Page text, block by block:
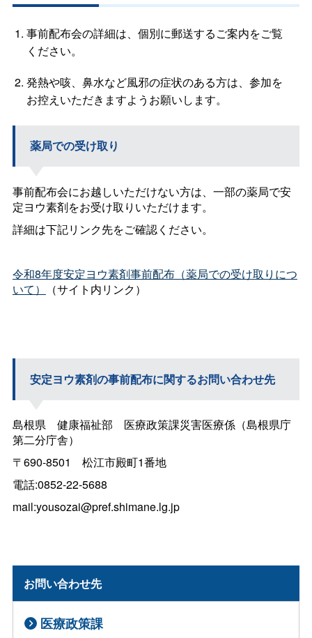
事前配布会の詳細は、個別に郵送するご案内をご覧
ください。
発熱や咳、鼻水など風邪の症状のある方は、参加を
お控えいただきますようお願いします。
薬局での受け取り
事前配布会にお越しいただけない方は、一部の薬局で安
定ヨウ素剤をお受け取りいただけます。
詳細は下記リンク先をご確認ください。
令和8年度安定ヨウ素剤事前配布（薬局での受け取りにつ
いて）
（サイト内リンク）
安定ヨウ素剤の事前配布に関するお問い合わせ先
島根県 健康福祉部 医療政策課災害医療係（島根県庁
第二分庁舎）
〒690-8501 松江市殿町1番地
電話:0852-22-5688
mail:yousozai@pref.shimane.lg.jp
お問い合わせ先
医療政策課